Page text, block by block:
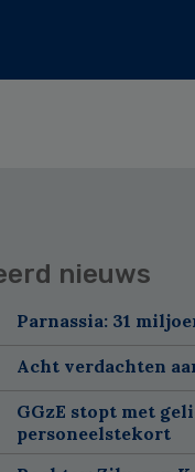
nieuws
Parnassia: 31
Acht verdachten
GGzE stopt met
personeelstekort